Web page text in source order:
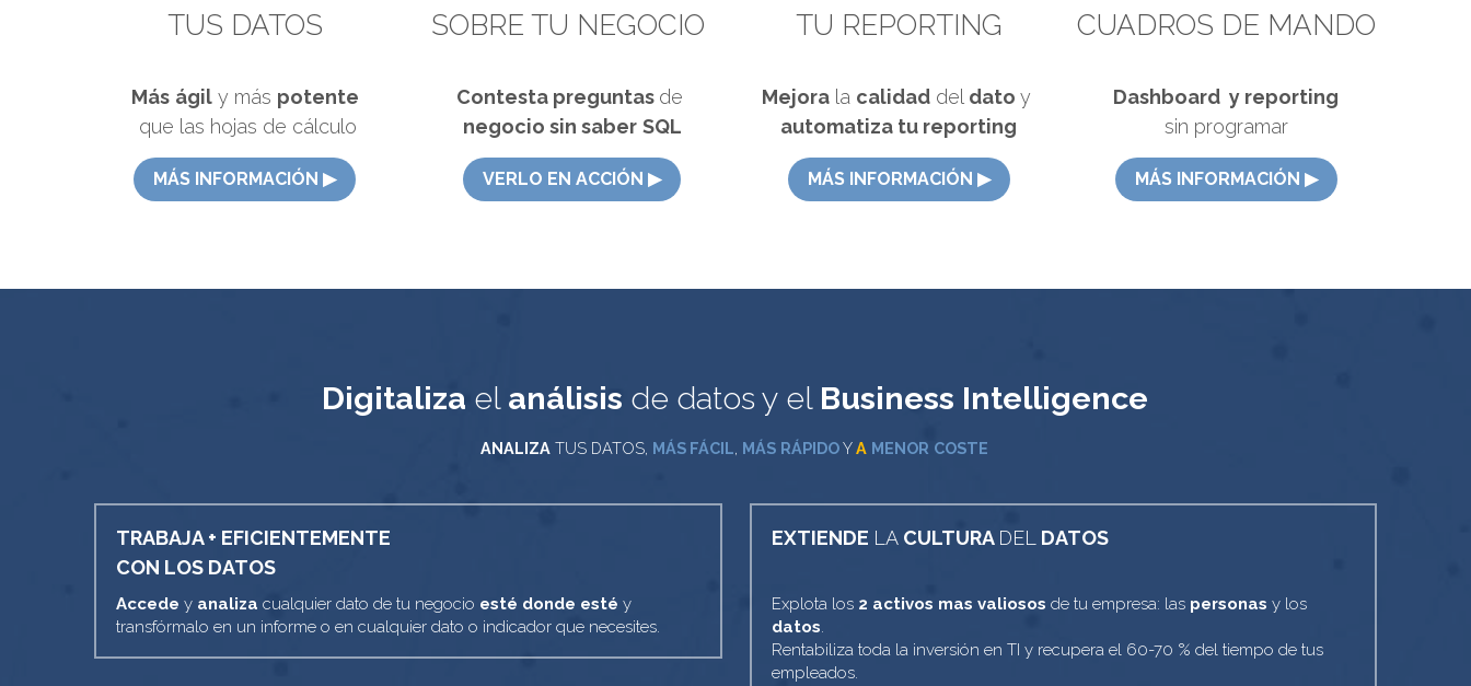
TUS DATOS
Más ágil y más potente
que las hojas de cálculo
MÁS INFORMACIÓN ▶︎
SOBRE TU NEGOCIO
Contesta preguntas
negocio sin saber SQL
VERLO EN ACCIÓN ▶︎
TU REPORTING
Mejora la calidad del dato y
automatiza tu reporting
MÁS INFORMACIÓN ▶︎
CUADROS DE MANDO
Dashboard y reporting
sin programar
MÁS INFORMACIÓN ▶︎
Digitaliza el análisis de datos y el Business Intelligence
ANALIZA TUS DATOS, MÁS FÁCIL, MÁS RÁPIDOY A MENOR COSTE
TRABAJA + EFICIENTEMENTE
CON LOS DATOS
Accede y analiza cualquier dato de tu negocio esté donde esté y
transfórmalo en un informe o en cualquier dato o indicador que necesites.
EXTIENDE LA CULTURA DEL DATOS
Explota los 2 activos mas valiosos de tu empresa: las personas
y los
datos.
Rentabiliza toda la inversión en TI y recupera el 60-70 % del tiempo de tus
empleados.